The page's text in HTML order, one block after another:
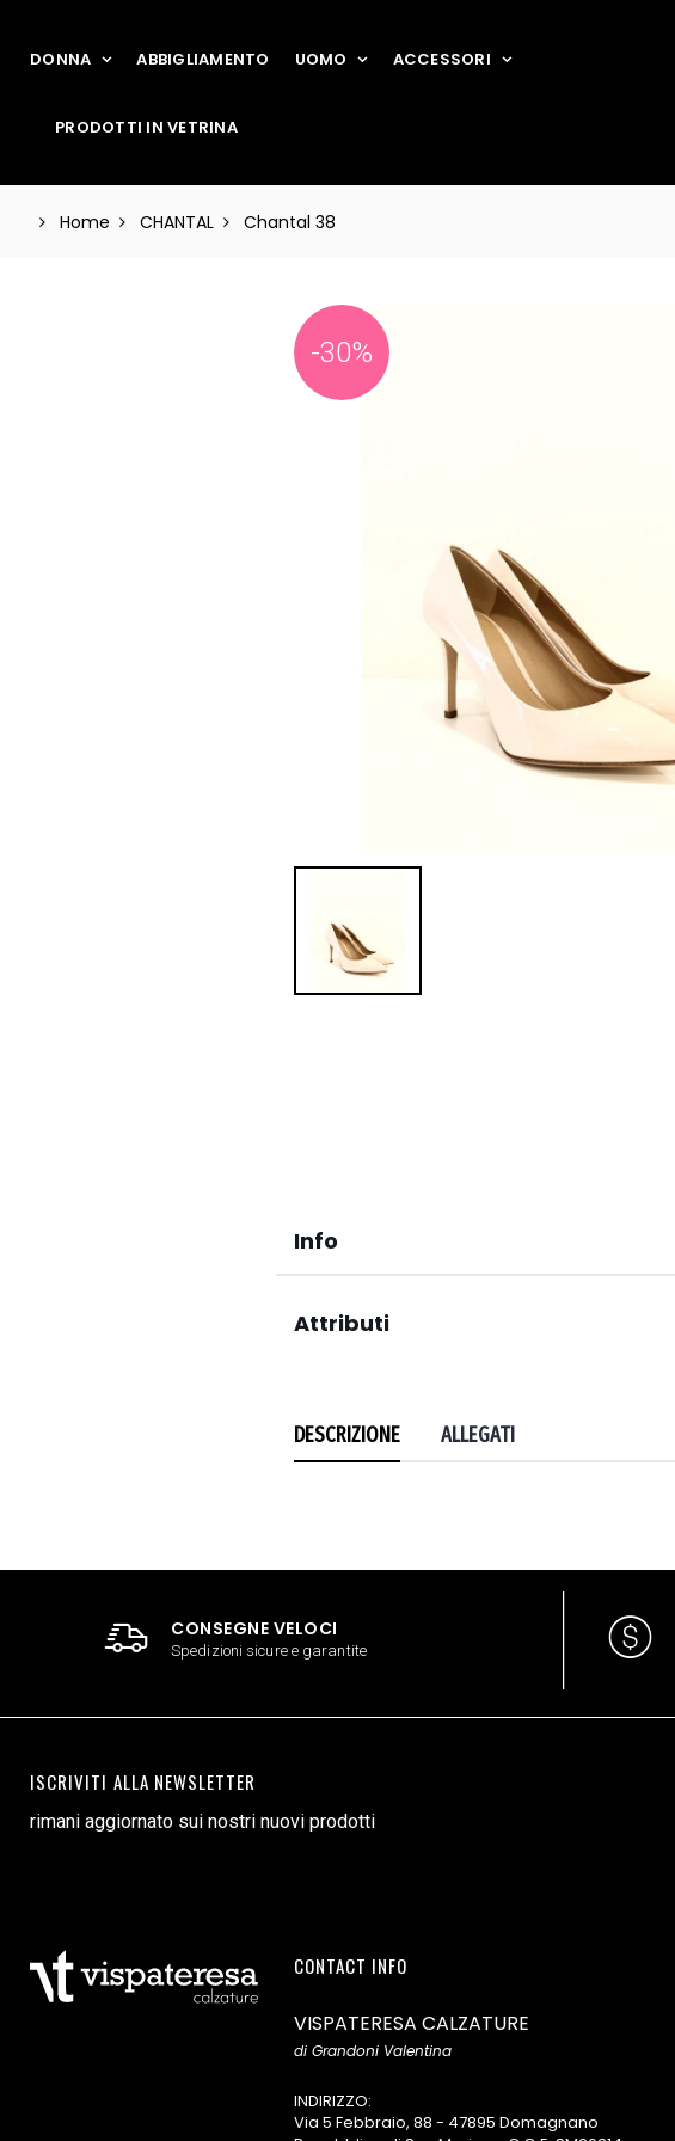
DONNA ABBIGLIAMENTO UOMO ACCESSORI
PRODOTTI IN VETRINA
Home CHANTAL Chantal 38
-30%
Info
Attributi
DESCRIZIONE ALLEGATI
CONSEGNE VELOCI
Spedizioni sicure e garantite
ISCRIVITI ALLA NEWSLETTER
rimani aggiornato sui nostri nuovi prodotti
CONTACT INFO
VISPATERESA CALZATURE
di Grandoni Valentina
INDIRIZZO:
Via 5 Febbraio, 88 - 47895 Domagnano